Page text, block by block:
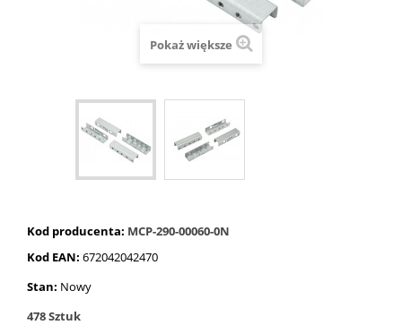
Pokaż większe
Kod producenta: MCP-290-00060-0N
Kod EAN: 672042042470
Stan: Nowy
478Sztuk